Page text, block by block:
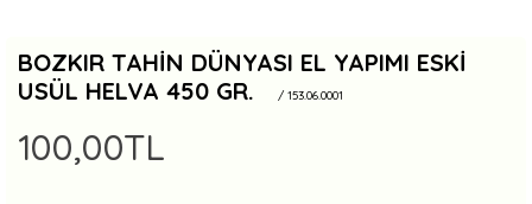
BOZKIR TAHIN DÜNYASI EL YAPIMI ESKI
USÜL HELVA 450 GR.
/ 153.06.0001
100,00TL